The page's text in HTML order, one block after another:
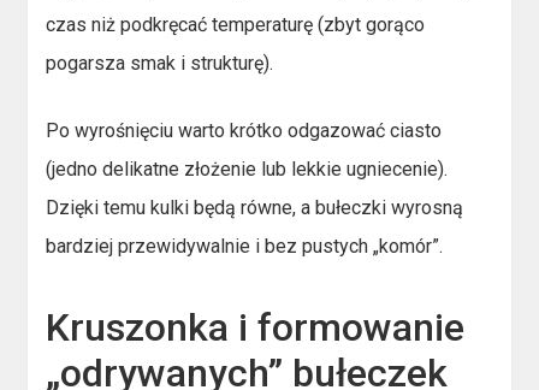
czas niż podkręcać temperaturę (zbyt gorąco
pogarsza smak i strukturę).
Po wyrośnięciu warto krótko odgazować ciasto
(jedno delikatne złożenie lub lekkie ugniecenie).
Dzięki temu kulki będą równe, a bułeczki wyrosną
bardziej przewidywalnie i bez pustych „komór”.
Kruszonka i formowanie
„odrywanych” bułeczek